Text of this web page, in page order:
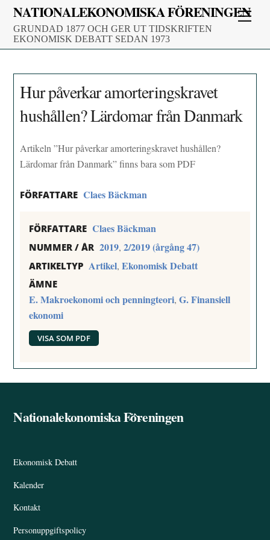
Skip
content
NATIONALEKONOMISKA FÖRENINGEN
GRUNDAD 1877 OCH GER UT TIDSKRIFTEN
EKONOMISK DEBATT SEDAN 1973
Hur påverkar amorteringskravet
hushållen? Lärdomar från Danmark
Artikeln ”Hur påverkar amorteringskravet hushållen?
Lärdomar från Danmark” finns bara som PDF
FÖRFATTARE Claes Bäckman
FÖRFATTARE Claes Bäckman
NUMMER / ÅR 2019,2/2019 (årgång 47)
ARTIKELTYP Artikel,Ekonomisk Debatt
ÄMNE
E. Makroekonomi och penningteori,G. Finansiell
ekonomi
VISA SOM PDF
Back
Nationalekonomiska Föreningen
Ekonomisk Debatt
Kalender
Kontakt
Personuppgiftspolicy